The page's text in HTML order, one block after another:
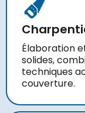
Élaboration
solides,
techniques
couverture.